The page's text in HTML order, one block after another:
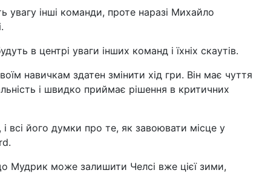
увагу інші команди, проте наразі Михайло
в центрі уваги інших команд і їхніх скаутів.
навичкам здатен змінити хід гри. Він має чуття
і швидко приймає рішення в критичних
всі його думки про те, як завоювати місце у
Мудрик може залишити Челсі вже цієї зими,